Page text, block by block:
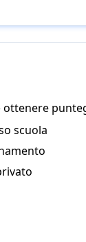
ottenere
scuola